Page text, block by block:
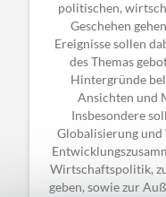
politischen,
Geschehen
Ereignisse sollen
des Themas
Hintergründe
Ansichten und
Insbesondere
Globalisierung
Wirtschaftspolitik,
geben, sowie zur